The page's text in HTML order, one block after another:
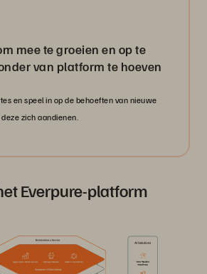
mee te groeien en op te
van platform te hoeven
en speel in op de behoeften van nieuwe
zich aandienen.
Everpure-platform